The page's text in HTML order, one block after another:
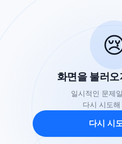
화면을 불러
일시적인 문제
다시 시도
다시 시